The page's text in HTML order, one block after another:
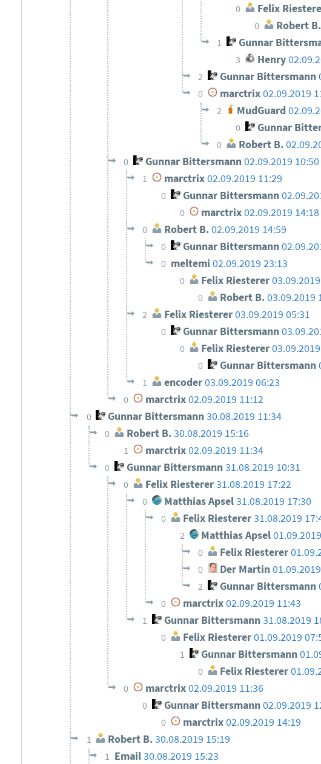
0 Felix
0 Robert B.
1 Gunnar
3 Henry
2 Gunnar Bittersmann
0 marctrix02.09.2019
2 MudGuard
0 Gunnar
0 Robert B.
0 Gunnar Bittersmann02.09.2019 10:50
1 marctrix02.09.2019 11:29
0 Gunnar Bittersmann
0 marctrix02.09.2019 14:18
0 Robert B.02.09.2019 14:59
0 Gunnar Bittersmann
0 meltemi 02.09.2019 23:13
0 Felix Riesterer
0 Robert B.03.09.2019
2 Felix Riesterer03.09.2019 05:31
0 Gunnar Bittersmann
0 Felix Riesterer
0 Gunnar Bittersmann
1 encoder03.09.2019 06:23
0 marctrix02.09.2019 11:12
0 Gunnar Bittersmann30.08.2019 11:34
0 Robert B.30.08.2019 15:16
1 marctrix02.09.2019 11:34
0 Gunnar Bittersmann31.08.2019 10:31
0 Felix Riesterer31.08.2019 17:22
0 Matthias Apsel31.08.2019 17:30
0 Felix Riesterer 31.08.2019
2 Matthias Apsel
0 Felix Riesterer
0 Der Martin
2 Gunnar Bittersmann
0 marctrix 02.09.2019 11:43
1 Gunnar Bittersmann31.08.2019
0 Felix Riesterer 01.09.2019
1 Gunnar Bittersmann
0 Felix Riesterer
0 marctrix02.09.2019 11:36
0 Gunnar Bittersmann02.09.2019
0 marctrix 02.09.2019 14:19
1 Robert B.30.08.2019 15:19
1 Email30.08.2019 15:23